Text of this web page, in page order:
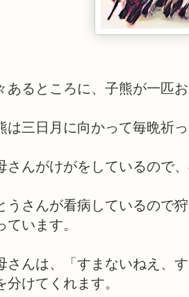
あるところに、子熊が一匹お
は三日月に向かって毎晩祈っ
さんがけがをしているので
うさんが看病しているので
ています。
さんは、「すまないねえ、
分けてくれます。